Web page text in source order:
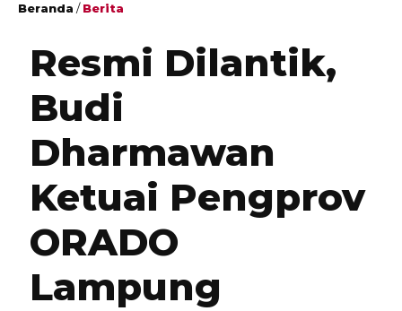
Beranda /Berita
Resmi Dilantik,
Budi
Dharmawan
Ketuai Pengprov
ORADO
Lampung